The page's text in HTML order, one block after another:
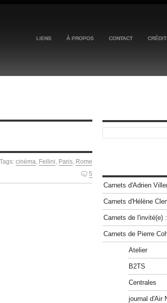
LIENS À PROPOS CONTACT
Tags: cinéma, Fellini, Paris, Rome
5
Carnets d'Adrien
Carnets d'Hélène
Carnets de l'invité(e)
Carnets de Pierre
Atelier
B2TS
Centrales
journal d'Air